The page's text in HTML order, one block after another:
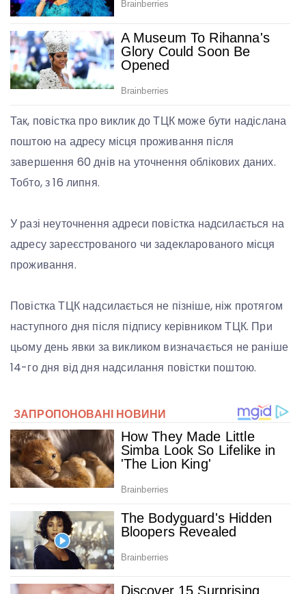
Так, повістка про виклик до ТЦК може бути надіслана
поштою на адресу місця проживання після
завершення 60 днів на уточнення облікових даних.
Тобто, з 16 липня.
У разі неуточнення адреси повістка надсилається на
адресу зареєстрованого чи задекларованого місця
проживання.
Повістка ТЦК надсилається не пізніше, ніж протягом
наступного дня після підпису керівником ТЦК. При
цьому день явки за викликом визначається не раніше
14-го дня від дня надсилання повістки поштою.